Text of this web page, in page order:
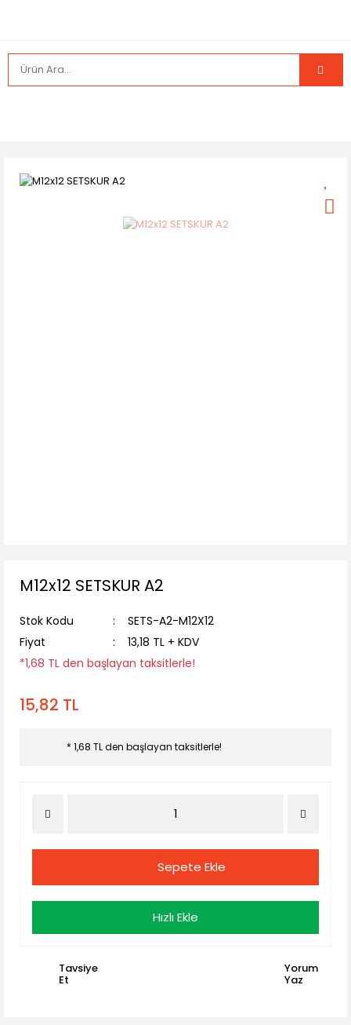
M12x12 SETSKUR A2
Stok Kodu
SETS-A2-M12X12
Fiyat
13,18 TL + KDV
*1,68 TL den başlayan taksitlerle!
15,82 TL
* 1,68 TL den başlayan taksitlerle!
Sepete Ekle
Hızlı Ekle
Tavsiye
Et
Yorum
Yaz